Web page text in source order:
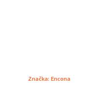
Značka: Encona